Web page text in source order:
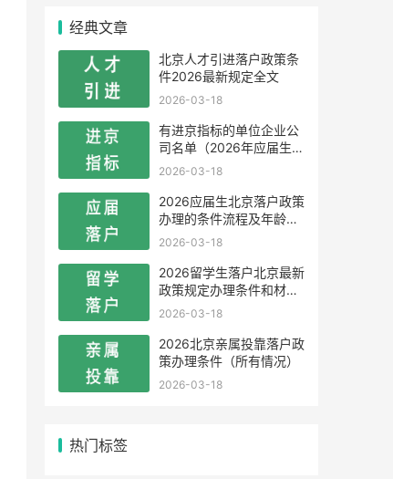
经典文章
北京人才引进落户政策条
件2026最新规定全文
2026-03-18
有进京指标的单位企业公
司名单（2026年应届生留
学生）
2026-03-18
2026应届生北京落户政策
办理的条件流程及年龄限
制
2026-03-18
2026留学生落户北京最新
政策规定办理条件和材料
及流程
2026-03-18
2026北京亲属投靠落户政
策办理条件（所有情况）
2026-03-18
热门标签